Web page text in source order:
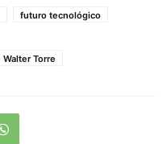
futuro tecnológico
Walter Torre